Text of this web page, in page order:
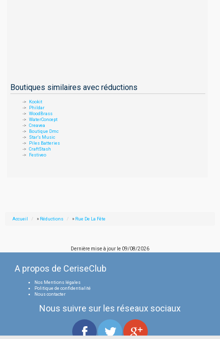
Boutiques similaires avec réductions
Kookit
Phildar
WoodBrass
WaterConcept
Creavea
Boutique Dmc
Star's Music
Piles Batteries
CraftStash
Festiveo
Accueil » Réductions » Rue De La Fête
Dernière mise à jour le 09/08/2026
A propos de CeriseClub
Nos Mentions légales
Politique de confidentialité
Nous contacter
Nous suivre sur les réseaux sociaux